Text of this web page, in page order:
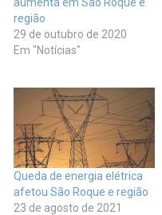
região
29 de outubro de 2020
Em "Notícias"
Queda de energia elétrica
afetou São Roque e região
23 de agosto de 2021